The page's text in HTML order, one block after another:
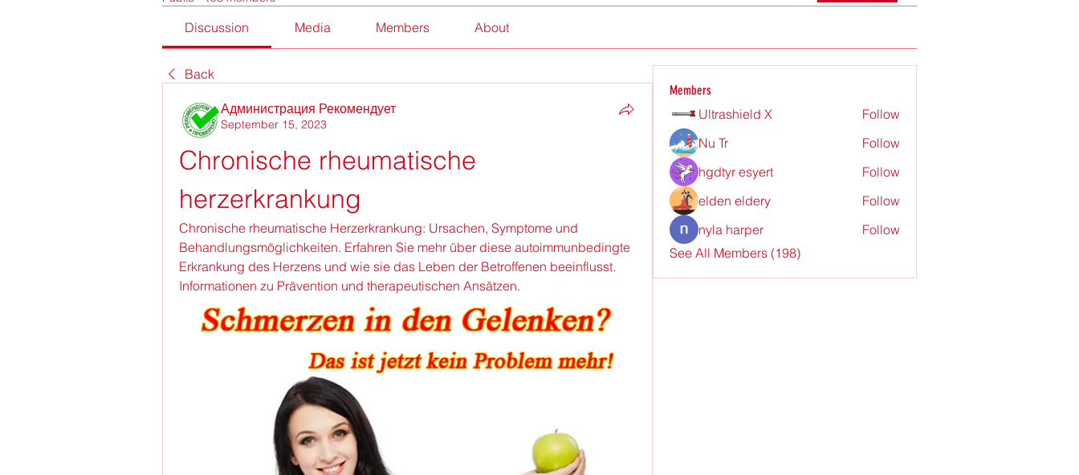
Discussion Media Members About
Back
Администрация Рекомендует
September 15, 2023
Chronische rheumatische
herzerkrankung
Chronische rheumatische Herzerkrankung: Ursachen, Symptome und
Behandlungsmöglichkeiten. Erfahren Sie mehr über diese autoimmunbedingte
Erkrankung des Herzens und wie sie das Leben der Betroffenen beeinflusst.
Informationen zu Prävention und therapeutischen Ansätzen.
Members
Ultrashield X
Follow
Nu Tr
Follow
hgdtyr esyert
Follow
elden eldery
Follow
nyla harper
Follow
See All Members (198)